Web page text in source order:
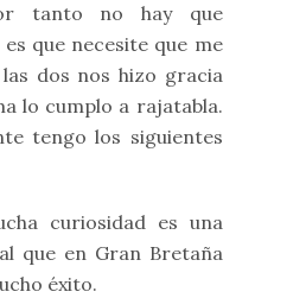
tanto no hay que
que necesite que me
dos nos hizo gracia
lo cumplo a rajatabla.
tengo los siguientes
curiosidad es una
que en Gran Bretaña
éxito.